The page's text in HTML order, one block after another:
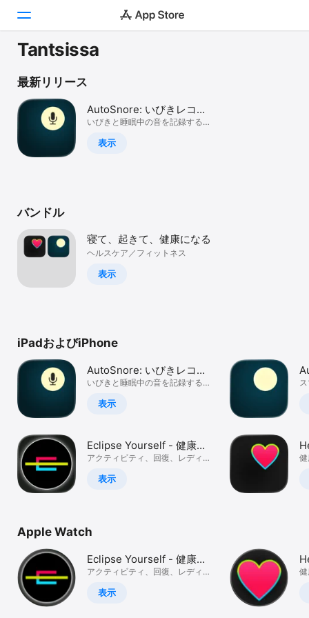
ゲーム
アプリ
Arcade
プラットフォーム
iPhone
iPad
TV
Tantsissa
最新リリース
AutoSnore: いびきレコー
ダー
いびきと睡眠中の音を記録するト
表示
バンドル
寝て、起きて、健康になる
ヘルスケア／フィットネス
表示
iPadおよびiPhone
AutoSnore: いびきレコー
ダー
いびきと睡眠中の音を記録するト
表示
Eclipse Yourself - 健康の
バランスを保つ
アクティビティ、回復、レディネ
表示
Apple Watch
Eclipse Yourself - 健康の
バランスを保つ
アクティビティ、回復、レディネ
表示